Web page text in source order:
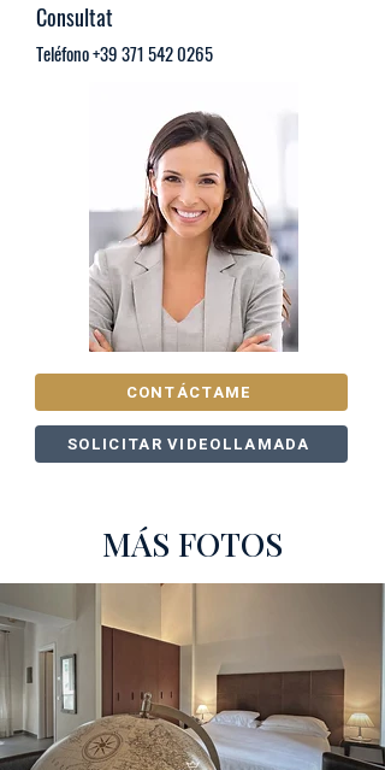
Consultat
Teléfono+39 371 542 0265
CONTÁCTAME
SOLICITAR VIDEOLLAMADA
MÁS FOTOS